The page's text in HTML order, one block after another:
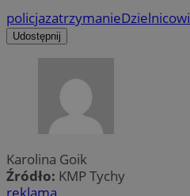
policjazatrzymanieDzielnicowi
Udostępnij
Karolina Goik
Źródło: KMP Tychy